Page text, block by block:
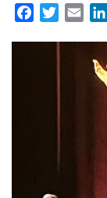
FacebookTwitterEmail